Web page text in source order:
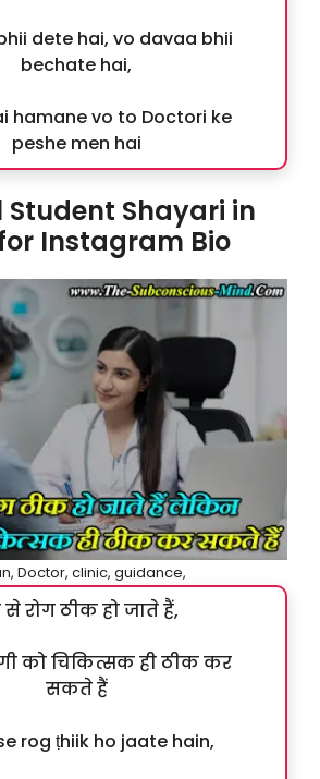
dete hai, vo davaa bhii
bechate hai,
hamane vo to Doctori ke
peshe men hai
Student Shayari in
Instagram Bio
Doctor, clinic, guidance,
से रोग ठीक हो जाते हैं,
को चिकित्सक ही ठीक कर
सकते हैं
rog ṭhiik ho jaate hain,